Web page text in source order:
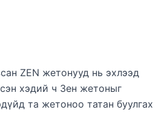
ZEN жетонууд нь эхлээд
хэдий ч Зен жетоныг
та жетоноо татан буулгах